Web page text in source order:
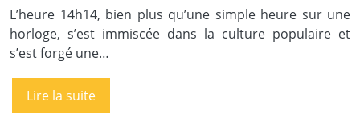
L’heure 14h14, bien plus qu’une simple heure sur une
horloge, s’est immiscée dans la culture populaire et
s’est forgé une…
Lire la suite